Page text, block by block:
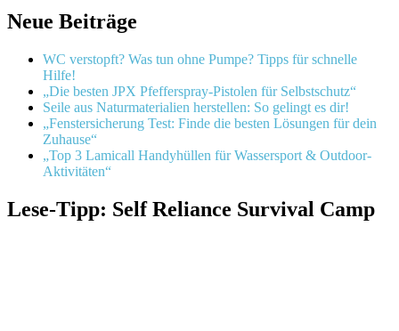
Neue Beiträge
WC verstopft? Was tun ohne Pumpe? Tipps für schnelle
Hilfe!
„Die besten JPX Pfefferspray-Pistolen für Selbstschutz“
Seile aus Naturmaterialien herstellen: So gelingt es dir!
„Fenstersicherung Test: Finde die besten Lösungen für dein
Zuhause“
„Top 3 Lamicall Handyhüllen für Wassersport & Outdoor-
Aktivitäten“
Lese-Tipp: Self Reliance Survival Camp